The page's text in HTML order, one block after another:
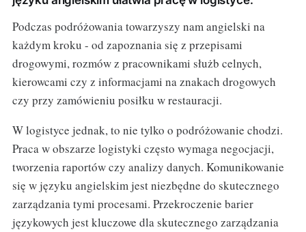
Podczas podróżowania towarzyszy nam angielski na
każdym kroku - od zapoznania się z przepisami
drogowymi, rozmów z pracownikami służb celnych,
kierowcami czy z informacjami na znakach drogowych
czy przy zamówieniu posiłku w restauracji.
W logistyce jednak, to nie tylko o podróżowanie chodzi.
Praca w obszarze logistyki często wymaga negocjacji,
tworzenia raportów czy analizy danych. Komunikowanie
się w języku angielskim jest niezbędne do skutecznego
zarządzania tymi procesami. Przekroczenie barier
językowych jest kluczowe dla skutecznego zarządzania